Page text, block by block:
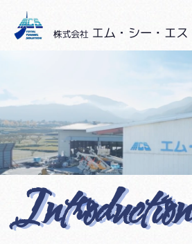
施工実績
お問い合わせ
採用情報
Introduction
施工実績
お問い合わせ
採用情報